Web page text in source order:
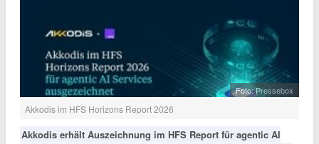
Foto: Pressebox
Akkodis im HFS Horizons Report 2026
Akkodis erhält Auszeichnung im HFS Report für agentic AI